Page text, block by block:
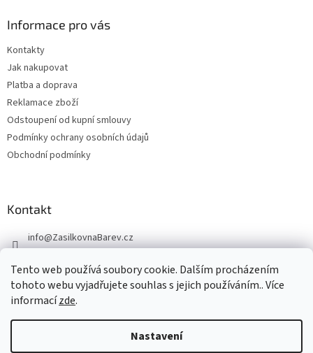
Tento web používá soubory cookie. Dalším procházením
tohoto webu vyjadřujete souhlas s jejich používáním.. Více
informacízde.
Nastavení
Informace pro vás
Kontakty
Jak nakupovat
Platba a doprava
Reklamace zboží
Odstoupení od kupní smlouvy
Podmínky ochrany osobních údajů
Obchodní podmínky
Kontakt
info@ZasilkovnaBarev.cz
Vytvořil Shoptet